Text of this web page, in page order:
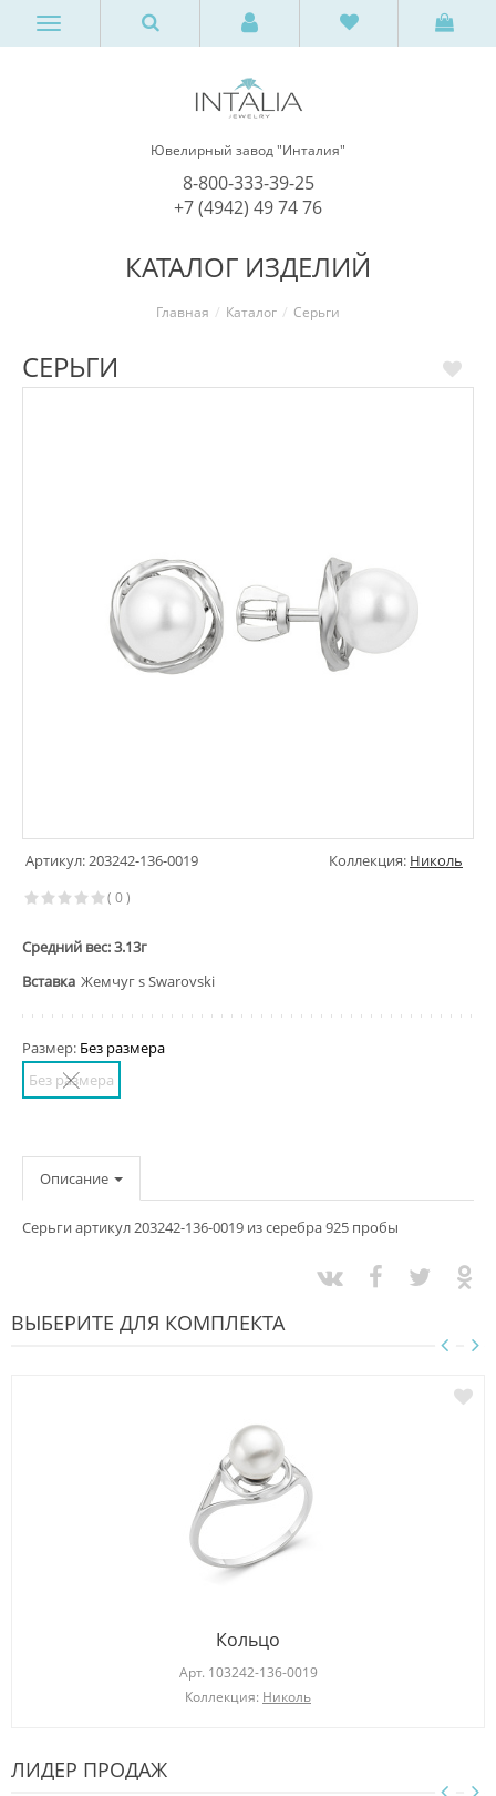
Ювелирный завод "Инталия"
8-800-333-39-25
+7 (4942) 49 74 76
КАТАЛОГ ИЗДЕЛИЙ
Главная Каталог Серьги
СЕРЬГИ
Артикул: 203242-136-0019 Коллекция: Николь
( 0 )
Средний вес: 3.13г
Вставка Жемчуг s Swarovski
Размер: Без размера
Без размера
Описание
Серьги артикул 203242-136-0019 из серебра 925 пробы
ВЫБЕРИТЕ ДЛЯ КОМПЛЕКТА
Кольцо
Арт. 103242-136-0019
Коллекция: Николь
ЛИДЕР ПРОДАЖ